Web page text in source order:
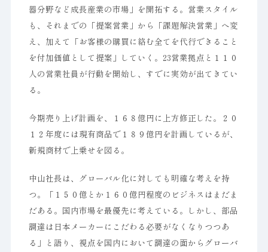
器分野など成長産業の市場」を開拓する。営業スタイル
も、それまでの「提案営業」から「課題解決営業」へ変
え、加えて「お客様の購買に絡む全てを代行できること
を付加価値として提案」していく。23営業拠点と１１０
人の営業社員が行動を開始し、すでに実効が出てきてい
る。
今期売り上げ計画を、１６８億円に上方修正した。２０
１２年度には現有商品で１８９億円を計画しているが、
新規商材で上乗せを図る。
中山社長は、グローバル化に対しても明確な考えを持
つ。「１５０億とか１６０億円程度のビジネスはまだま
だある。国内市場を最優先に考えている。しかし、部品
調達は日本メーカーにこだわる必要がなくなりつつあ
る」と語り、視点を国内において調達の面からグローバ